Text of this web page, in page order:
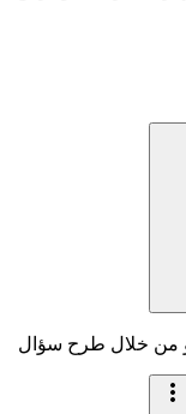
من خلال طرح سؤال